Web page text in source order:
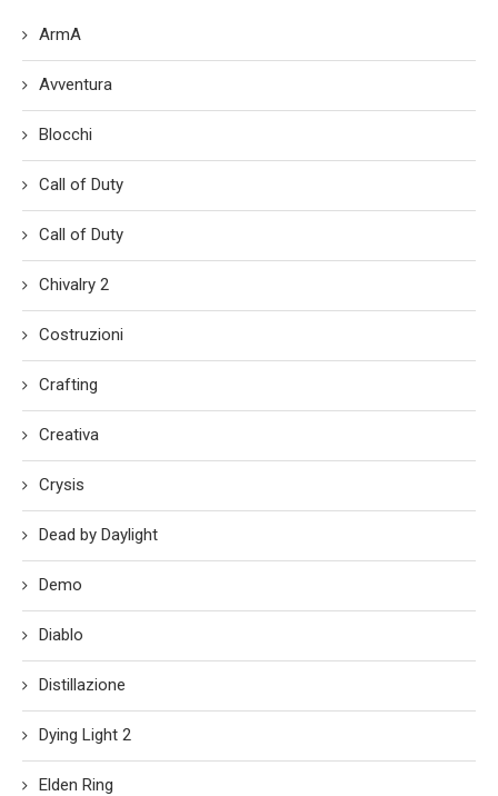
ArmA
Avventura
Blocchi
Call of Duty
Call of Duty
Chivalry 2
Costruzioni
Crafting
Creativa
Crysis
Dead by Daylight
Demo
Diablo
Distillazione
Dying Light 2
Elden Ring